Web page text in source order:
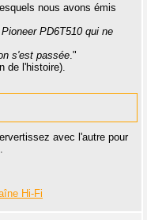
nous avons émis
PD6T510 qui ne
s'est passée ."
de l'histoire).
avec l'autre pour
Hi-Fi